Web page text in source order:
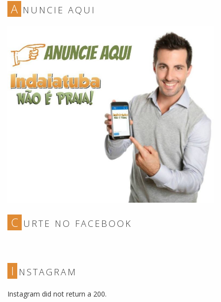
A NUNCIE AQUI
C URTE NO FACEBOOK
I NSTAGRAM
Instagram did not return a 200.